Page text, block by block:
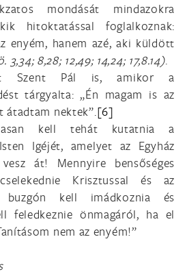
mondását mindazokra
hitoktatással foglalkoznak:
enyém, hanem azé, aki küldött
3,34; 8,28; 12,49; 14,24; 17,8.14).
Szent Pál is, amikor a
tárgyalta: „Én magam is az
átadtam nektek”.[6]
kell tehát kutatnia a
Igéjét, amelyet az Egyház
át! Mennyire bensőséges
Krisztussal és az
buzgón kell imádkoznia és
feledkeznie önmagáról, ha el
nem az enyém!”